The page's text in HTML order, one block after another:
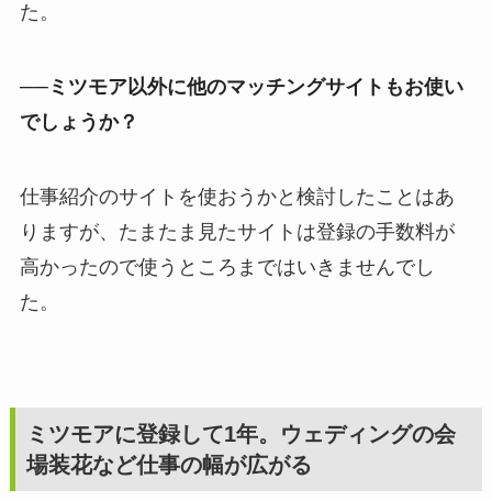
た。
──ミツモア以外に他のマッチングサイトもお使い
でしょうか？
仕事紹介のサイトを使おうかと検討したことはあ
りますが、たまたま見たサイトは登録の手数料が
高かったので使うところまではいきませんでし
た。
ミツモアに登録して1年。ウェディングの会
場装花など仕事の幅が広がる